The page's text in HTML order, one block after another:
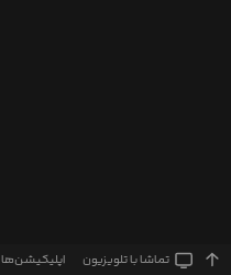
تماشا‌ با تلویزیون اپلیکیشن‌ها